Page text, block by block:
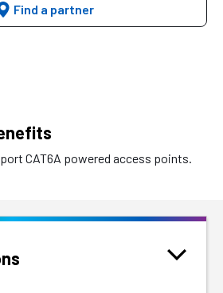
Find a partner
CAT6A powered access points.